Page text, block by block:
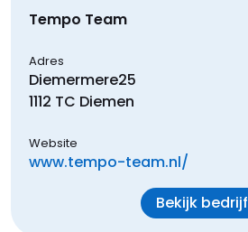
Tempo Team
Adres
Diemermere25
1112 TC Diemen
Website
www.tempo-team.nl/
Bekijk bedrijf